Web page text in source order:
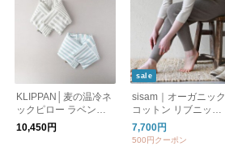
KLIPPAN│麦の温冷ネ
ックピロー ラベンダ
ー（北欧柄、ストライ
プ）ホットパック
10,450円
sale
sisam｜オーガニック
コットン リブニット
スリムパンツ【レギン
ス・スパッツ】【防
7,700円
500円クーポン